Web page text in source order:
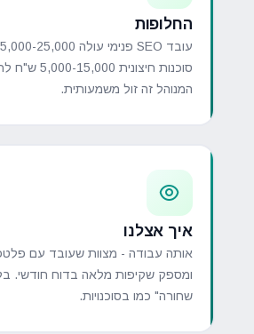
החלופות
סוכנות
המנוהל זה זול משמעותית.
איך אצלנו
אותה עבודה - מצוות שעובד עם
ומספק שקיפות מלאה בדוח חודשי.
שחורה" כמו בסוכנויות.